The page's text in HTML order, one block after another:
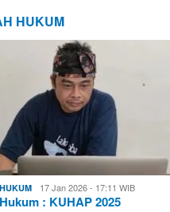
HUKUM
17 Jan 2026 - 17:11 WIB
: KUHAP 2025